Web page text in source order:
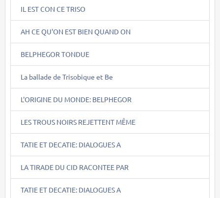
IL EST CON CE TRISO
AH CE QU'ON EST BIEN QUAND ON
BELPHEGOR TONDUE
La ballade de Trisobique et Be
L'ORIGINE DU MONDE: BELPHEGOR
LES TROUS NOIRS REJETTENT MÊME
TATIE ET DECATIE: DIALOGUES A
LA TIRADE DU CID RACONTEE PAR
TATIE ET DECATIE: DIALOGUES A